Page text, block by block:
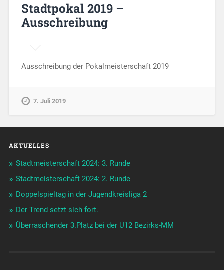
Stadtpokal 2019 –
Ausschreibung
Ausschreibung der Pokalmeisterschaft 2019
7. Juli 2019
AKTUELLES
Stadtmeisterschaft 2024: 3. Runde
Stadtmeisterschaft 2024: 2. Runde
Doppelspieltag in der Jugendkreisliga 2
Der Trend setzt sich fort.
Überraschender 3.Platz bei der U12 Bezirks-MM